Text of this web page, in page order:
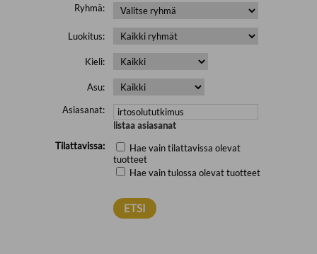
Ryhmä:
Luokitus:
Kieli:
Asu:
Asiasanat:
listaa asiasanat
Tilattavissa:
Hae vain tilattavissa olevat
tuotteet
Hae vain tulossa olevat tuotteet